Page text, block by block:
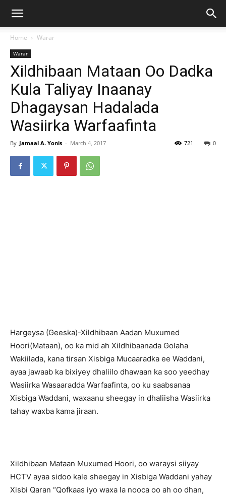
Home Warar
Warar
Xildhibaan Mataan Oo Dadka
Kula Taliyay Inaanay
Dhagaysan Hadalada
Wasiirka Warfaafinta
By Jamaal A. Yonis - March 4, 2017 0
721
Hargeysa (Geeska)-Xildhibaan Aadan Muxumed
Hoori(Mataan), oo ka mid ah Xildhibaanada Golaha
Wakiilada, kana tirsan Xisbiga Mucaaradka ee Waddani,
ayaa jawaab ka bixiyey dhaliilo dhawaan ka soo yeedhay
Wasiirka Wasaaradda Warfaafinta, oo ku saabsanaa
Xisbiga Waddani, waxaanu sheegay in dhaliisha Wasiirka
tahay waxba kama jiraan.
Xildhibaan Mataan Muxumed Hoori, oo waraysi siiyay
HCTV ayaa sidoo kale sheegay in Xisbiga Waddani yahay
Xisbi Qaran “Qofkaas iyo waxa la nooca oo ah oo dhan,